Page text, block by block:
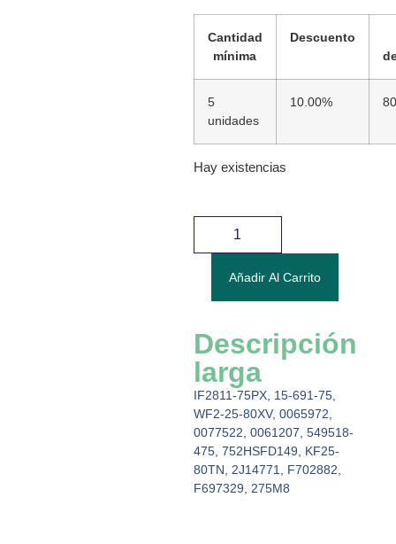
Cantidad
mínima
Descuento
5
unidades
10.00%
Hay existencias
Añadir Al Carrito
Descripción
larga
IF2811-75PX, 15-691-75,
WF2-25-80XV, 0065972,
0077522, 0061207, 549518-
475, 752HSFD149, KF25-
80TN, 2J14771, F702882,
F697329, 275M8